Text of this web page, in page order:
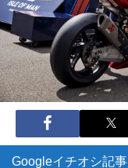
Googleイチオシ記事